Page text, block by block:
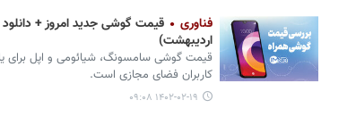
فناوری
اردیبهشت)
قیمت گوشی‌ سامسونگ، شیائومی و اپل برای
کاربران فضای مجازی است.
۱۴۰۲-۰۲-۱۹ ۰۹:۰۸